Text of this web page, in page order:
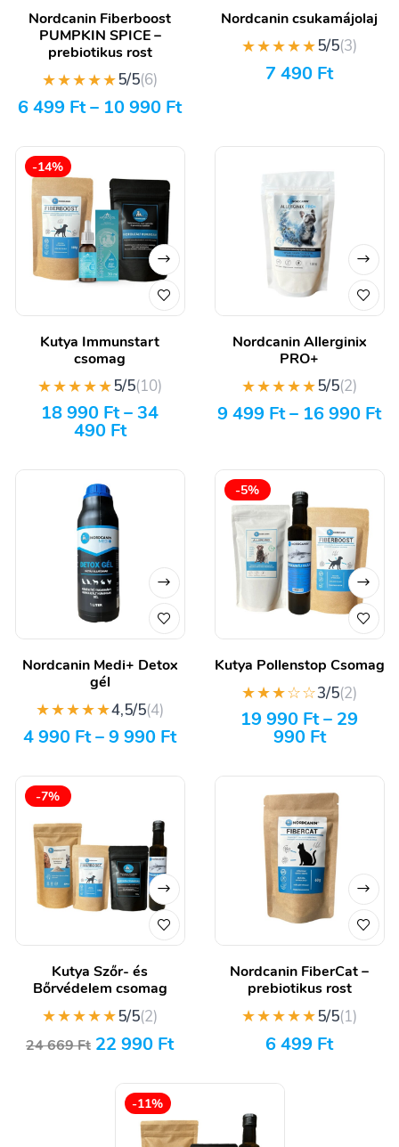
Nordcanin Fiberboost
PUMPKIN SPICE –
prebiotikus rost
★★★★★5/5(6)
6 499 Ft– 10 990 Ft
Nordcanin csukamájolaj
★★★★★5/5(3)
7 490 Ft
-14%
Kutya Immunstart
csomag
★★★★★5/5(10)
18 990 Ft–34
490 Ft
Nordcanin Allerginix
PRO+
★★★★★5/5(2)
9 499 Ft– 16 990 Ft
Nordcanin Medi+ Detox
gél
★★★★★4,5/5(4)
4 990 Ft–9 990 Ft
-5%
Kutya Pollenstop Csomag
★★★☆☆3/5(2)
19 990 Ft– 29
990 Ft
-7%
Kutya Szőr- és
Bőrvédelem csomag
★★★★★5/5(2)
24 669Ft 22 990 Ft
Nordcanin FiberCat –
prebiotikus rost
★★★★★5/5(1)
6 499 Ft
-11%